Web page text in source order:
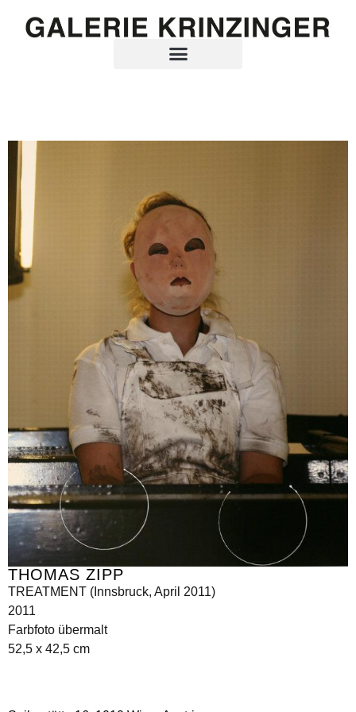
THOMAS ZIPP
TREATMENT (Innsbruck, April 2011)
2011
Farbfoto übermalt
52,5 x 42,5 cm